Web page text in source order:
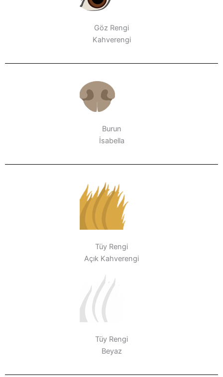
Göz Rengi
Kahverengi
Burun
İsabella
Tüy Rengi
Açık Kahverengi
Tüy Rengi
Beyaz